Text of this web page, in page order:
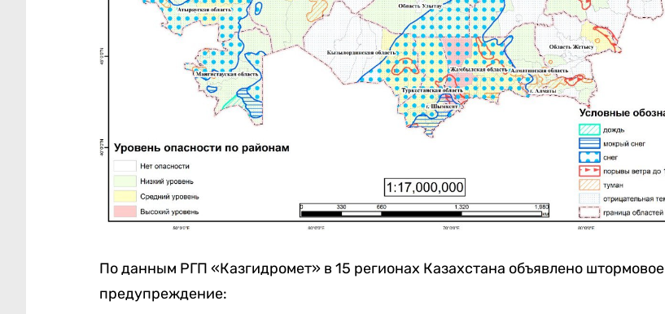
По данным РГП «Казгидромет» в 15 регионах Казахстана объявлено штормовое
предупреждение: